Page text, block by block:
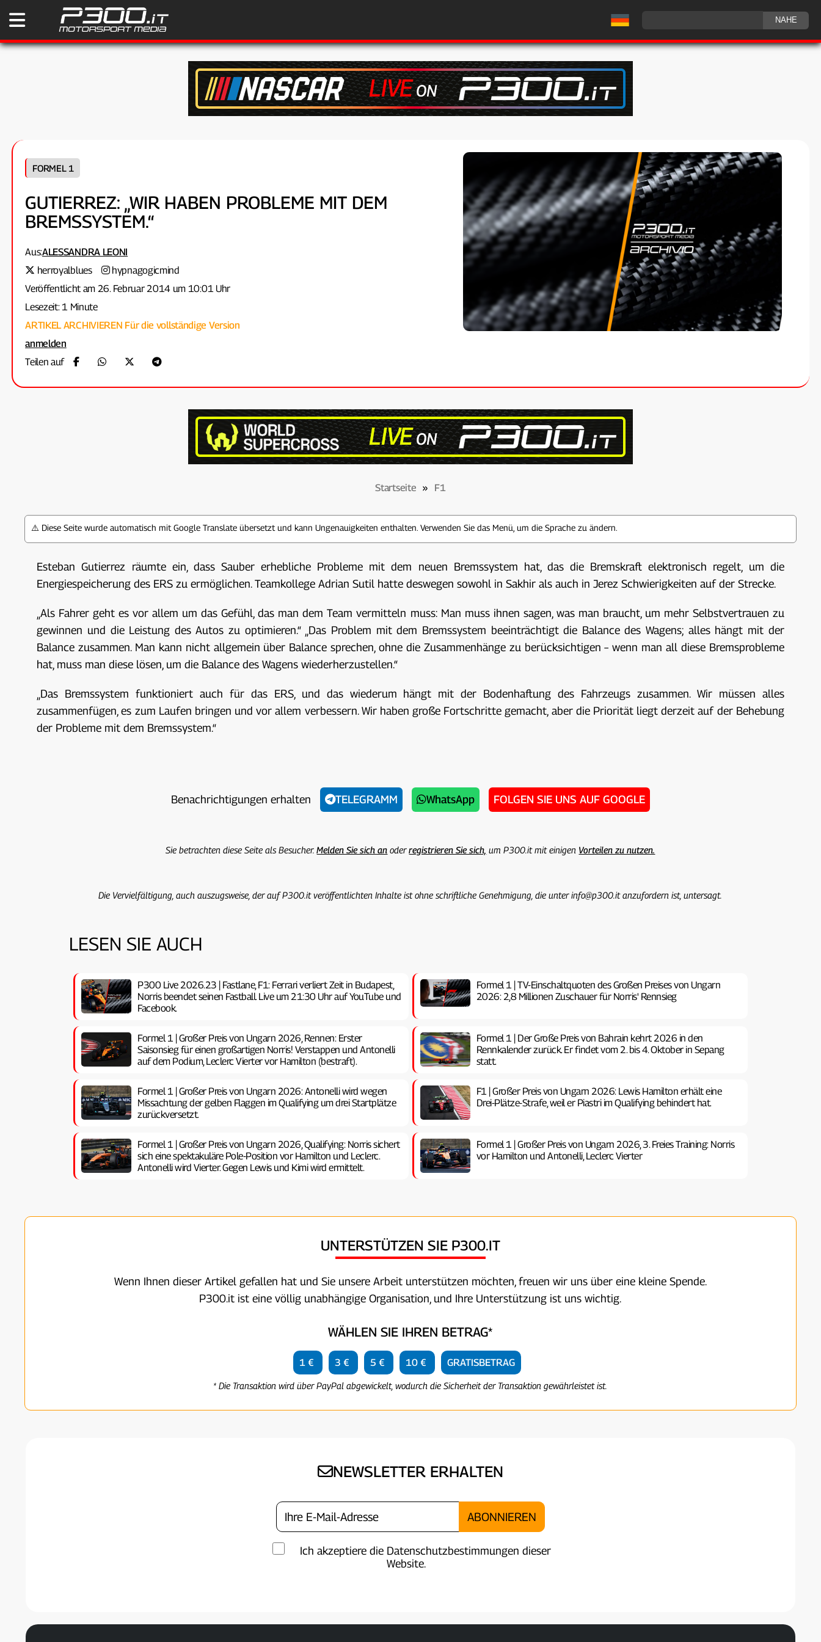
FORMEL 1
GUTIERREZ: „WIR HABEN PROBLEME MIT DEM
BREMSSYSTEM.“
Aus:ALESSANDRA LEONI
herroyalblues
hypnagogicmind
Veröffentlicht am 26. Februar 2014 um 10:01 Uhr
Lesezeit: 1 Minute
ARTIKEL ARCHIVIEREN Für die vollständige Version
anmelden
Teilen auf
Startseite » F1
⚠️ Diese Seite wurde automatisch mit Google Translate übersetzt und kann Ungenauigkeiten enthalten. Verwenden Sie das Menü, um die Sprache zu ändern.
Esteban Gutierrez räumte ein, dass Sauber erhebliche Probleme mit dem neuen Bremssystem hat, das die Bremskraft elektronisch regelt, um die
Energiespeicherung des ERS zu ermöglichen. Teamkollege Adrian Sutil hatte deswegen sowohl in Sakhir als auch in Jerez Schwierigkeiten auf der Strecke.
„Als Fahrer geht es vor allem um das Gefühl, das man dem Team vermitteln muss: Man muss ihnen sagen, was man braucht, um mehr Selbstvertrauen zu
gewinnen und die Leistung des Autos zu optimieren.“ „Das Problem mit dem Bremssystem beeinträchtigt die Balance des Wagens; alles hängt mit der
Balance zusammen. Man kann nicht allgemein über Balance sprechen, ohne die Zusammenhänge zu berücksichtigen – wenn man all diese Bremsprobleme
hat, muss man diese lösen, um die Balance des Wagens wiederherzustellen.“
„Das Bremssystem funktioniert auch für das ERS, und das wiederum hängt mit der Bodenhaftung des Fahrzeugs zusammen. Wir müssen alles
zusammenfügen, es zum Laufen bringen und vor allem verbessern. Wir haben große Fortschritte gemacht, aber die Priorität liegt derzeit auf der Behebung
der Probleme mit dem Bremssystem.“
Benachrichtigungen erhalten TELEGRAMM WhatsApp FOLGEN SIE UNS AUF GOOGLE
Sie betrachten diese Seite als Besucher.Melden Sie sich an oderregistrieren Sie sich, um P300.it mit einigen Vorteilen zu nutzen.
Die Vervielfältigung, auch auszugsweise, der auf P300.it veröffentlichten Inhalte ist ohne schriftliche Genehmigung, die unter info@p300.it anzufordern ist, untersagt.
LESEN SIE AUCH
P300 Live 2026.23 | Fastlane, F1: Ferrari verliert Zeit in Budapest,
Norris beendet seinen Fastball. Live um 21:30 Uhr auf YouTube und
Facebook.
Formel 1 | TV-Einschaltquoten des Großen Preises von Ungarn
2026: 2,8 Millionen Zuschauer für Norris' Rennsieg
Formel 1 | Großer Preis von Ungarn 2026, Rennen: Erster
Saisonsieg für einen großartigen Norris! Verstappen und Antonelli
auf dem Podium, Leclerc Vierter vor Hamilton (bestraft).
Formel 1 | Der Große Preis von Bahrain kehrt 2026 in den
Rennkalender zurück. Er findet vom 2. bis 4. Oktober in Sepang
statt.
Formel 1 | Großer Preis von Ungarn 2026: Antonelli wird wegen
Missachtung der gelben Flaggen im Qualifying um drei Startplätze
zurückversetzt.
F1 | Großer Preis von Ungarn 2026: Lewis Hamilton erhält eine
Drei-Plätze-Strafe, weil er Piastri im Qualifying behindert hat.
Formel 1 | Großer Preis von Ungarn 2026, Qualifying: Norris sichert
sich eine spektakuläre Pole-Position vor Hamilton und Leclerc.
Antonelli wird Vierter. Gegen Lewis und Kimi wird ermittelt.
Formel 1 | Großer Preis von Ungarn 2026, 3. Freies Training: Norris
vor Hamilton und Antonelli, Leclerc Vierter
UNTERSTÜTZEN SIE P300.IT
Wenn Ihnen dieser Artikel gefallen hat und Sie unsere Arbeit unterstützen möchten, freuen wir uns über eine kleine Spende.
P300.it ist eine völlig unabhängige Organisation, und Ihre Unterstützung ist uns wichtig.
WÄHLEN SIE IHREN BETRAG*
1 € 3 € 5 € 10 € GRATISBETRAG
* Die Transaktion wird über PayPal abgewickelt, wodurch die Sicherheit der Transaktion gewährleistet ist.
NEWSLETTER ERHALTEN
Ich akzeptiere die Datenschutzbestimmungen dieser
Website.